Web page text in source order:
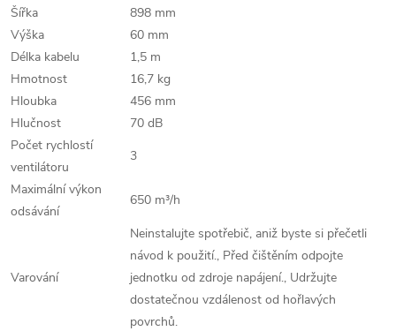
Šířka
898 mm
Výška
60 mm
Délka kabelu
1,5 m
Hmotnost
16,7 kg
Hloubka
456 mm
Hlučnost
70 dB
Počet rychlostí
ventilátoru
3
Maximální výkon
odsávání
650 m³/h
Varování
Neinstalujte spotřebič, aniž byste si přečetli
návod k použití., Před čištěním odpojte
jednotku od zdroje napájení., Udržujte
dostatečnou vzdálenost od hořlavých
povrchů.